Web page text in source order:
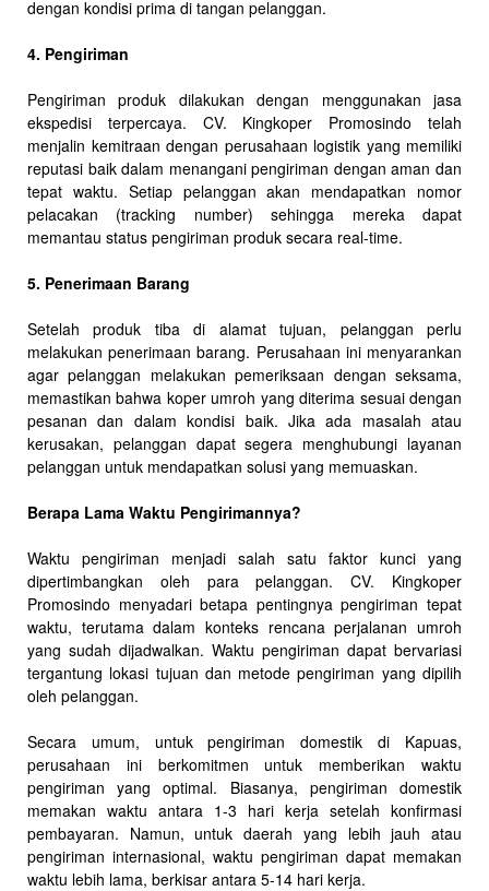
dengan kondisi prima di tangan pelanggan.
4. Pengiriman
Pengiriman produk dilakukan dengan menggunakan jasa
ekspedisi terpercaya. CV. Kingkoper Promosindo telah
menjalin kemitraan dengan perusahaan logistik yang memiliki
reputasi baik dalam menangani pengiriman dengan aman dan
tepat waktu. Setiap pelanggan akan mendapatkan nomor
pelacakan (tracking number) sehingga mereka dapat
memantau status pengiriman produk secara real-time.
5. Penerimaan Barang
Setelah produk tiba di alamat tujuan, pelanggan perlu
melakukan penerimaan barang. Perusahaan ini menyarankan
agar pelanggan melakukan pemeriksaan dengan seksama,
memastikan bahwa koper umroh yang diterima sesuai dengan
pesanan dan dalam kondisi baik. Jika ada masalah atau
kerusakan, pelanggan dapat segera menghubungi layanan
pelanggan untuk mendapatkan solusi yang memuaskan.
Berapa Lama Waktu Pengirimannya?
Waktu pengiriman menjadi salah satu faktor kunci yang
dipertimbangkan oleh para pelanggan. CV. Kingkoper
Promosindo menyadari betapa pentingnya pengiriman tepat
waktu, terutama dalam konteks rencana perjalanan umroh
yang sudah dijadwalkan. Waktu pengiriman dapat bervariasi
tergantung lokasi tujuan dan metode pengiriman yang dipilih
oleh pelanggan.
Secara umum, untuk pengiriman domestik di Kapuas,
perusahaan ini berkomitmen untuk memberikan waktu
pengiriman yang optimal. Biasanya, pengiriman domestik
memakan waktu antara 1-3 hari kerja setelah konfirmasi
pembayaran. Namun, untuk daerah yang lebih jauh atau
pengiriman internasional, waktu pengiriman dapat memakan
waktu lebih lama, berkisar antara 5-14 hari kerja.